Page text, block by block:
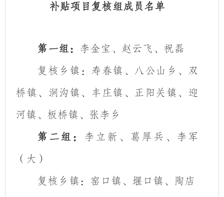
补贴项目复核组成员名单
第一组： 李金宝、赵云飞、祝磊
复核乡镇： 寿春镇、八公山乡、双
桥镇、涧沟镇、丰庄镇、正阳关镇、迎
河镇、板桥镇、张李乡
第二组：
李立新、葛厚兵、李军
（大）
复核乡镇： 窑口镇、堰口镇、陶店